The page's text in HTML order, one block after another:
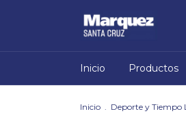
Inicio Productos
Inicio . Deporte y Tiempo